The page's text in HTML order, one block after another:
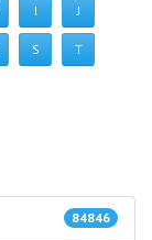
I J
S T
84846